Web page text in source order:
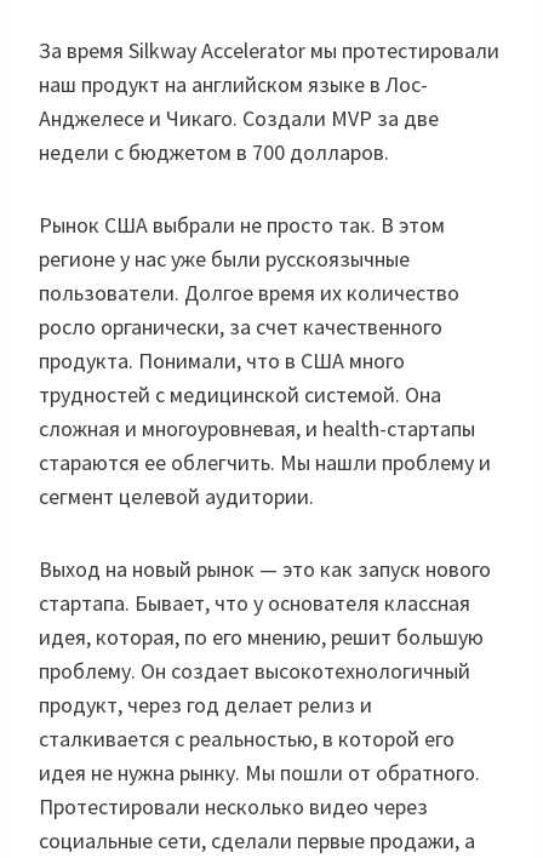
За время Silkway Accelerator мы протестировали
наш продукт на английском языке в Лос-
Анджелесе и Чикаго. Создали MVP за две
недели с бюджетом в 700 долларов.
Рынок США выбрали не просто так. В этом
регионе у нас уже были русскоязычные
пользователи. Долгое время их количество
росло органически, за счет качественного
продукта. Понимали, что в США много
трудностей с медицинской системой. Она
сложная и многоуровневая, и health-стартапы
стараются ее облегчить. Мы нашли проблему и
сегмент целевой аудитории.
Выход на новый рынок — это как запуск нового
стартапа. Бывает, что у основателя классная
идея, которая, по его мнению, решит большую
проблему. Он создает высокотехнологичный
продукт, через год делает релиз и
сталкивается с реальностью, в которой его
идея не нужна рынку. Мы пошли от обратного.
Протестировали несколько видео через
социальные сети, сделали первые продажи, а